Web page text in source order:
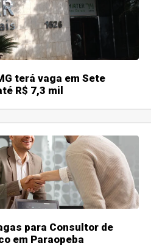
terá vaga em Sete
R$ 7,3 mil
para Consultor de
em Paraopeba